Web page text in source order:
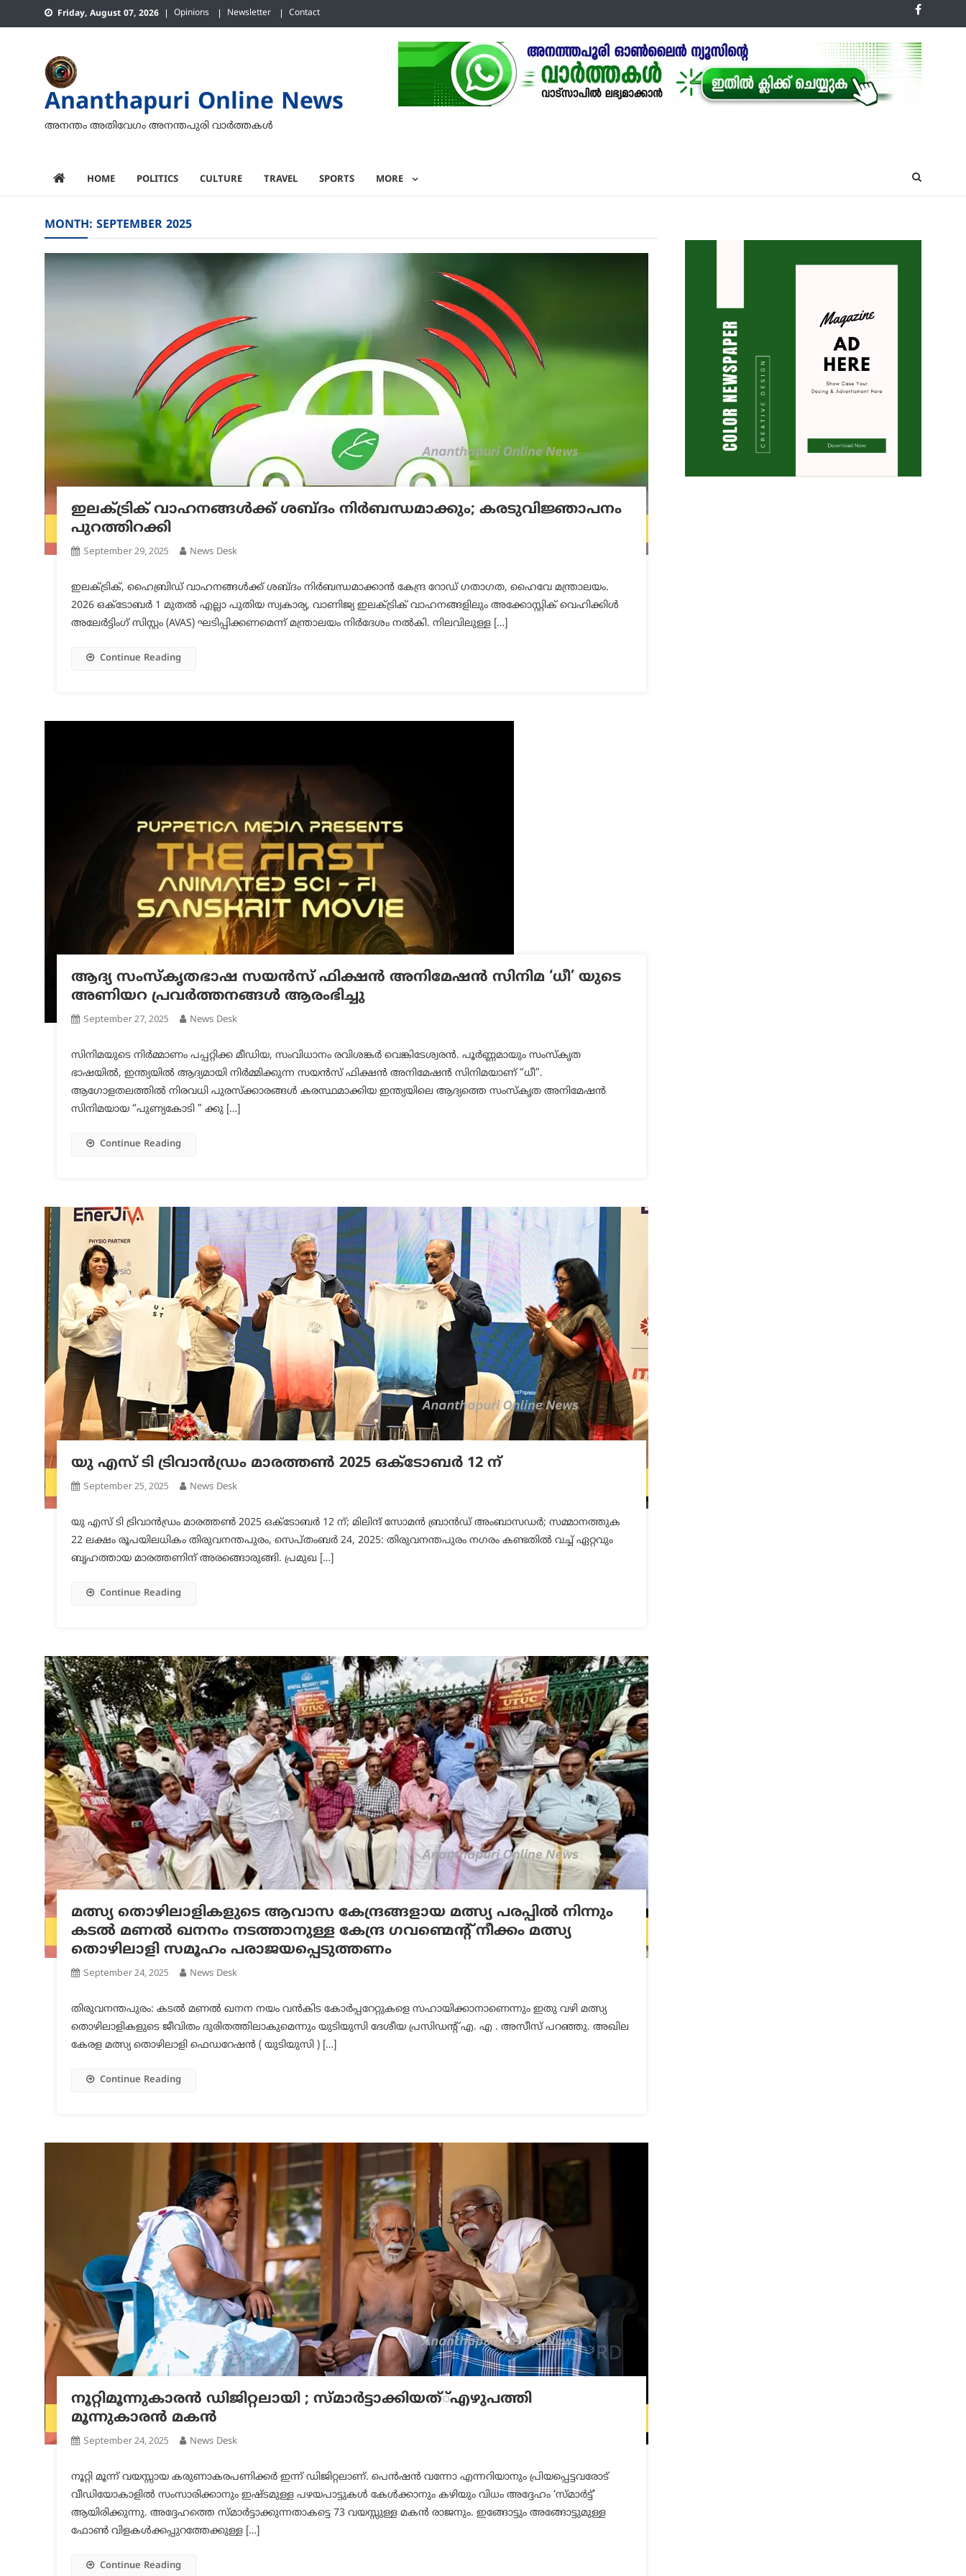
to
Friday, August 07, 2026 Opinions Newsletter Contact
Ananthapuri Online News
അനന്തം അതിവേഗം അനന്തപുരി വാര്‍ത്തകള്‍
HOME POLITICS CULTURE TRAVEL SPORTS MORE
MONTH: SEPTEMBER 2025
ഇലക്ട്രിക് വാഹനങ്ങൾക്ക് ശബ്ദം നിര്‍ബന്ധമാക്കും; കരടുവിജ്ഞാപനം
പുറത്തിറക്കി
September 29, 2025 News Desk
ഇലക്ട്രിക്, ഹൈബ്രിഡ് വാഹനങ്ങള്‍ക്ക് ശബ്ദം നിര്‍ബന്ധമാക്കാൻ കേന്ദ്ര റോഡ് ഗതാഗത, ഹൈവേ മന്ത്രാലയം.
2026 ഒക്ടോബർ 1 മുതൽ എല്ലാ പുതിയ സ്വകാര്യ, വാണിജ്യ ഇലക്ട്രിക് വാഹനങ്ങളിലും അക്കോസ്റ്റിക് വെഹിക്കിൾ
അലേർട്ടിംഗ് സിസ്റ്റം (AVAS) ഘടിപ്പിക്കണമെന്ന് മന്ത്രാലയം നിർദേശം നൽകി. നിലവിലുള്ള […]
Continue Reading
ആദ്യ സംസ്കൃതഭാഷ സയൻസ് ഫിക്ഷൻ അനിമേഷൻ സിനിമ ‘ധീ’ യുടെ
അണിയറ പ്രവർത്തനങ്ങൾ ആരംഭിച്ചു
September 27, 2025 News Desk
സിനിമയുടെ നിർമ്മാണം പപ്പറ്റിക്ക മീഡിയ, സംവിധാനം രവിശങ്കർ വെങ്കിടേശ്വരൻ. പൂർണ്ണമായും സംസ്കൃത
ഭാഷയിൽ, ഇന്ത്യയിൽ ആദ്യമായി നിർമ്മിക്കുന്ന സയൻസ് ഫിക്ഷൻ അനിമേഷൻ സിനിമയാണ് “ധീ”.
ആഗോളതലത്തിൽ നിരവധി പുരസ്ക്കാരങ്ങൾ കരസ്ഥമാക്കിയ ഇന്ത്യയിലെ ആദ്യത്തെ സംസ്കൃത അനിമേഷൻ
സിനിമയായ “പുണ്യകോടി ” ക്കു […]
Continue Reading
യു എസ് ടി ട്രിവാൻഡ്രം മാരത്തൺ 2025 ഒക്ടോബർ 12 ന്
September 25, 2025 News Desk
യു എസ് ടി ട്രിവാൻഡ്രം മാരത്തൺ 2025 ഒക്ടോബർ 12 ന്; മിലിന്ദ് സോമൻ ബ്രാൻഡ് അംബാസഡർ; സമ്മാനത്തുക
22 ലക്ഷം രൂപയിലധികം തിരുവനന്തപുരം, സെപ്തംബർ 24, 2025: തിരുവനന്തപുരം നഗരം കണ്ടതിൽ വച്ച് ഏറ്റവും
ബൃഹത്തായ മാരത്തണിന് അരങ്ങൊരുങ്ങി. പ്രമുഖ […]
Continue Reading
മത്സ്യ തൊഴിലാളികളുടെ ആവാസ കേന്ദ്രങ്ങളായ മത്സ്യ പരപ്പിൽ നിന്നും
കടൽ മണൽ ഖനനം നടത്താനുള്ള കേന്ദ്ര ഗവണ്മെൻ്റ് നീക്കം മത്സ്യ
തൊഴിലാളി സമൂഹം പരാജയപ്പെടുത്തണം
September 24, 2025 News Desk
തിരുവനന്തപുരം: കടൽ മണൽ ഖനന നയം വൻകിട കോർപ്പറേറ്റുകളെ സഹായിക്കാനാണെന്നും ഇതു വഴി മത്സ്യ
തൊഴിലാളികളുടെ ജീവിതം ദുരിതത്തിലാകുമെന്നും യുടിയുസി ദേശീയ പ്രസിഡൻ്റ് എ. എ . അസീസ് പറഞ്ഞു. അഖില
കേരള മത്സ്യ തൊഴിലാളി ഫെഡറേഷൻ ( യുടിയുസി ) […]
Continue Reading
നൂറ്റിമൂന്നുകാരൻ ഡിജിറ്റലായി ; സ്മാർട്ടാക്കിയത്്എഴുപത്തി
മൂന്നുകാരൻ മകൻ
September 24, 2025 News Desk
നൂറ്റി മൂന്ന് വയസ്സായ കരുണാകരപണിക്കർ ഇന്ന് ഡിജിറ്റലാണ്. പെൻഷൻ വന്നോ എന്നറിയാനും പ്രിയപ്പെട്ടവരോട്
വീഡിയോകാളിൽ സംസാരിക്കാനും ഇഷ്ടമുള്ള പഴയപാട്ടുകൾ കേൾക്കാനും കഴിയും വിധം അദ്ദേഹം ‘സ്മാർട്ട്’
ആയിരിക്കുന്നു. അദ്ദേഹത്തെ സ്മാർട്ടാക്കുന്നതാകട്ടെ 73 വയസ്സുള്ള മകൻ രാജനും. ഇങ്ങോട്ടും അങ്ങോട്ടുമുള്ള
ഫോൺ വിളകൾക്കപ്പുറത്തേക്കുള്ള […]
Continue Reading